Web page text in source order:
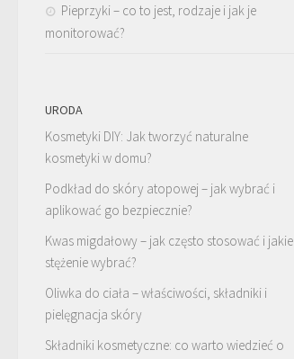
Pieprzyki – co to jest, rodzaje i jak je
monitorować?
URODA
Kosmetyki DIY: Jak tworzyć naturalne
kosmetyki w domu?
Podkład do skóry atopowej – jak wybrać i
aplikować go bezpiecznie?
Kwas migdałowy – jak często stosować i jakie
stężenie wybrać?
Oliwka do ciała – właściwości, składniki i
pielęgnacja skóry
Składniki kosmetyczne: co warto wiedzieć o